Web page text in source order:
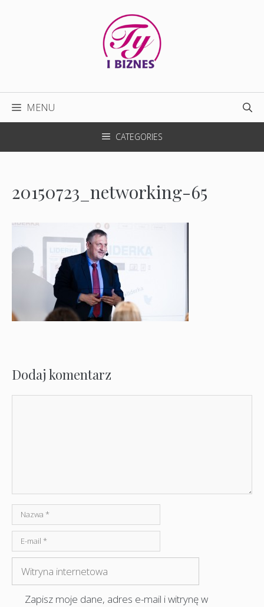
MENU
CATEGORIES
20150723_networking-65
Dodaj komentarz
Nazwa
mail
internetowa
Zapisz moje dane, adres e-mail i witrynę w